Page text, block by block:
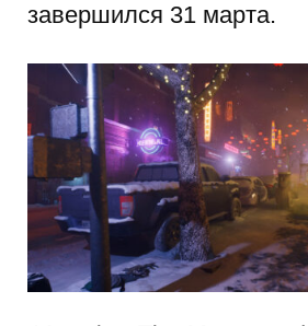
завершился 31 марта.